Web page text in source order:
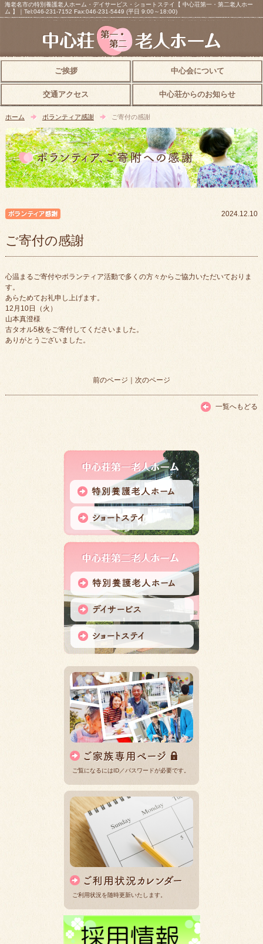
海老名市の特別養護老人ホーム・デイサービス・ショートステイ【 中心荘第一・第二老人ホー
ム 】｜Tel:046-231-7152 Fax:046-231-5449 (平日 9:00～18:00)
ご挨拶 中心会について
交通アクセス 中心荘からのお知らせ
ホーム ボランティア感謝 ご寄付の感謝
2024.12.10
ご寄付の感謝
心温まるご寄付やボランティア活動で多くの方々からご協力いただいておりま
す。
あらためてお礼申し上げます。
12月10日（火）
山本真澄様
古タオル5枚をご寄付してくださいました。
ありがとうございました。
前のページ ｜ 次のページ
一覧へもどる
ご覧になるにはID／パスワードが必要です。
ご利用状況を随時更新いたします。